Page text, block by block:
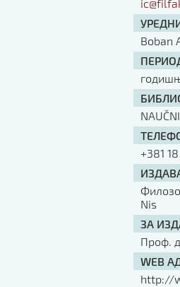
Boban
+381
Nis
ЗА
Проф.
WEB
http://